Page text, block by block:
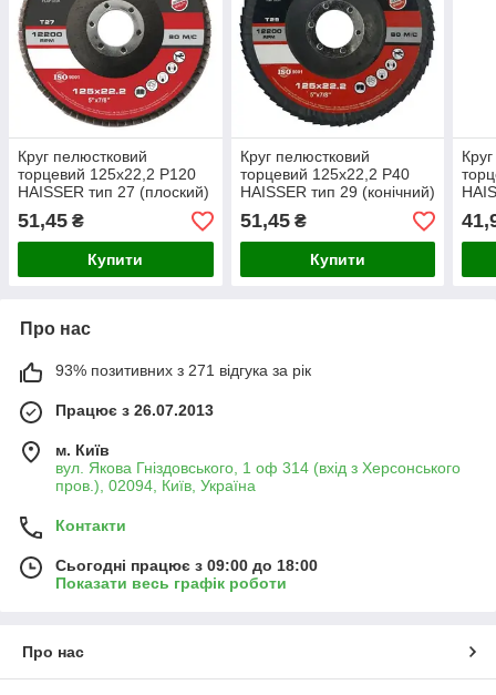
Круг пелюстковий
торцевий 125х22,2 Р120
HAISSER тип 27 (плоский)
51,45 ₴
Купити
Круг пелюстковий
торцевий 125х22,2 Р40
HAISSER тип 29 (конічний)
51,45₴
Купити
Про нас
93% позитивних з 271 відгука за рік
Працює з 26.07.2013
м. Київ
вул. Якова Гніздовського, 1 оф 314 (вхід з Херсонського
пров.), 02094, Київ, Україна
Контакти
Сьогодні працює з 09:00 до 18:00
Показати весь графік роботи
Про нас